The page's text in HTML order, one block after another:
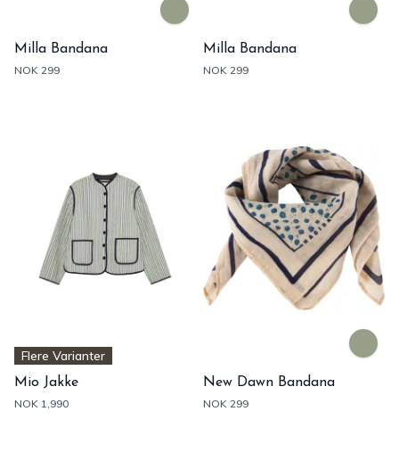
Milla Bandana
NOK 299
Milla Bandana
NOK 299
Flere Varianter
Mio Jakke
NOK 1,990
New Dawn Bandana
NOK 299